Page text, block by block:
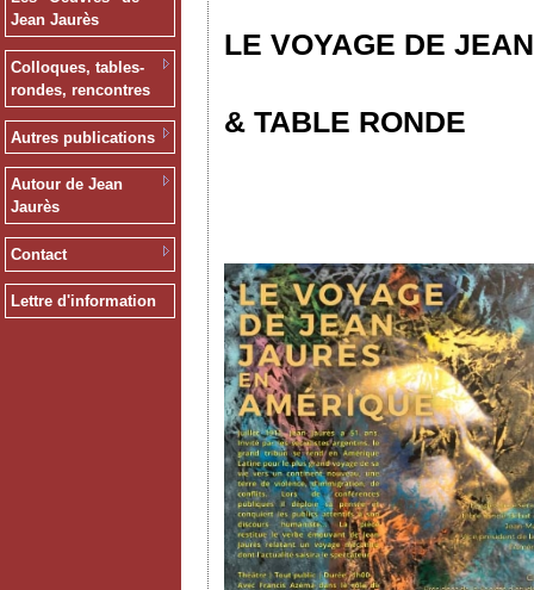
Jean Jaurès
Colloques, tables-
rondes, rencontres
Autres publications
Autour de Jean
Jaurès
Contact
Lettre d'information
LE VOYAGE DE
& TABLE RONDE